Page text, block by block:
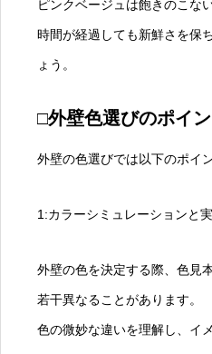
ピンクベージュは飽きのこな
時間が経過しても新鮮さを保
ょう。
□外壁色選びのポイ
外壁の色選びでは以下のポイ
1:カラーシミュレーションと
外壁の色を決定する際、色見
若干異なることがあります。
色の微妙な違いを理解し、イ